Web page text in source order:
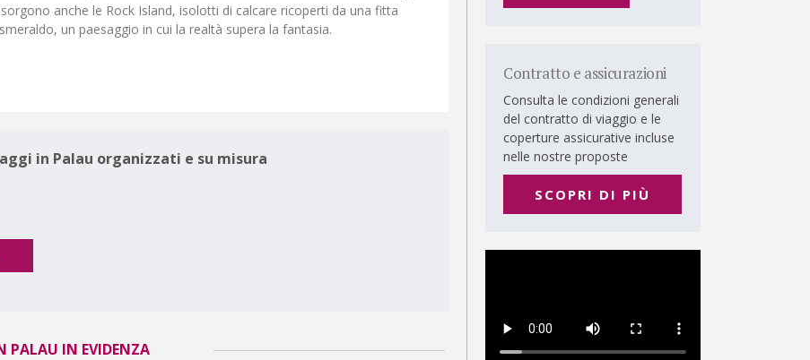
anche le Rock Island, isolotti di calcare ricoperti da una fitta
un paesaggio in cui la realtà supera la fantasia.
in Palau organizzati e su misura
PALAU IN EVIDENZA
Contratto e assicurazioni
Consulta le condizioni generali
del contratto di viaggio e le
coperture assicurative incluse
nelle nostre proposte
SCOPRI DI PIÙ